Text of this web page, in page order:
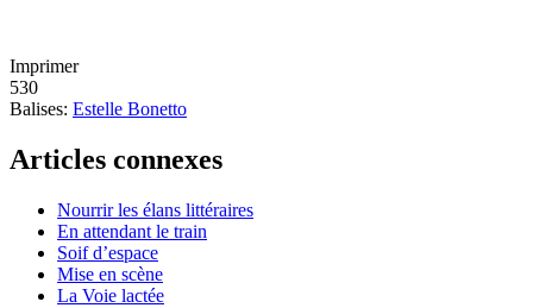
Imprimer
530
Balises: Estelle Bonetto
Articles connexes
Nourrir les élans littéraires
En attendant le train
Soif d’espace
Mise en scène
La Voie lactée